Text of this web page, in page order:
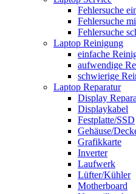
Fehlersuche
Fehlersuche
Fehlersuche
Laptop Reinigung
einfache
aufwendige
schwierige
Laptop Reparatur
Display
Displaykabel
Festplatte/SSD
Gehäuse/
Grafikkarte
Inverter
Laufwerk
Lüfter/Kühler
Motherboard